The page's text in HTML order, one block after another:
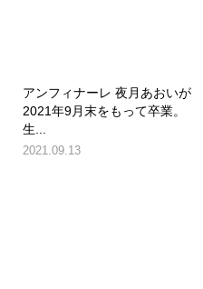
アンフィナーレ 夜月あおいが
2021年9月末をもって卒業。
生...
2021.09.13